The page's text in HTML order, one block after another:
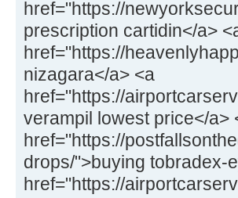
href="https://
prescription cartidin</a>
href="https://
nizagara</a> <a
href="https://
verampil lowest price</a>
href="https://
drops/">buying tobradex-
href="https://